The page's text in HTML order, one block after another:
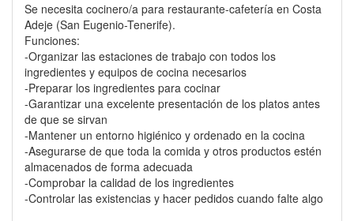
Se necesita cocinero/a para restaurante-cafetería en Costa
Adeje (San Eugenio-Tenerife).
Funciones:
-Organizar las estaciones de trabajo con todos los
ingredientes y equipos de cocina necesarios
-Preparar los ingredientes para cocinar
-Garantizar una excelente presentación de los platos antes
de que se sirvan
-Mantener un entorno higiénico y ordenado en la cocina
-Asegurarse de que toda la comida y otros productos estén
almacenados de forma adecuada
-Comprobar la calidad de los ingredientes
-Controlar las existencias y hacer pedidos cuando falte algo